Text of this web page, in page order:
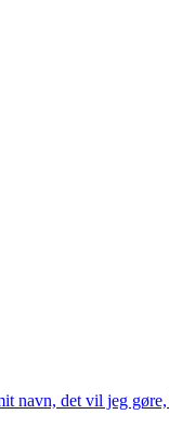
navn, det vil jeg